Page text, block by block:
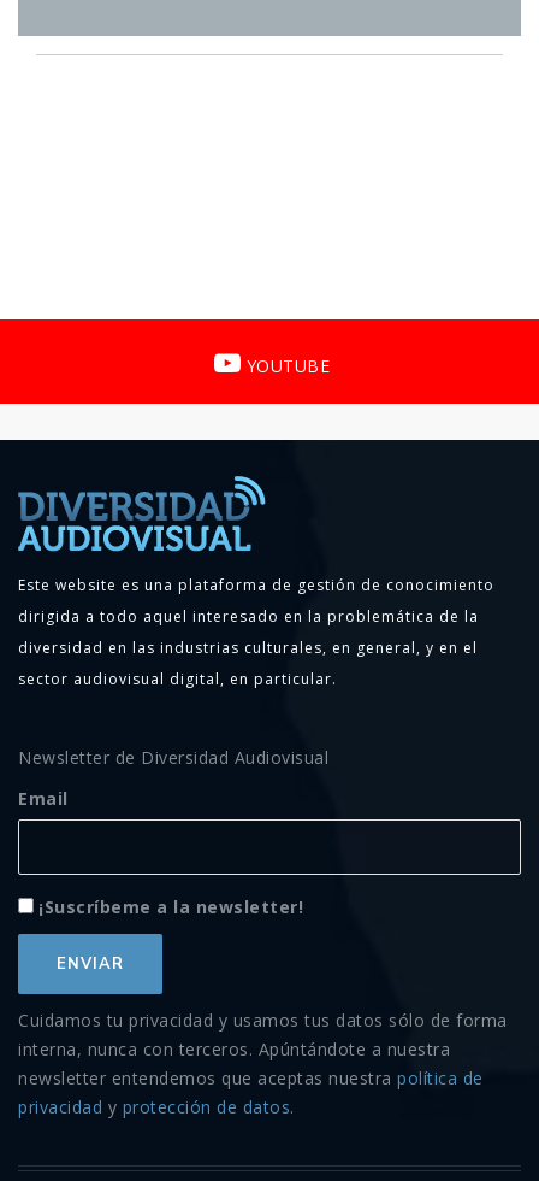
YOUTUBE
Este website es una plataforma de gestión de conocimiento
dirigida a todo aquel interesado en la problemática de la
diversidad en las industrias culturales, en general, y en el
sector audiovisual digital, en particular.
Newsletter de Diversidad Audiovisual
Email
¡Suscríbeme a la newsletter!
Cuidamos tu privacidad y usamos tus datos sólo de forma
interna, nunca con terceros. Apúntándote a nuestra
newsletter entendemos que aceptas nuestra política de
privacidad y protección de datos.